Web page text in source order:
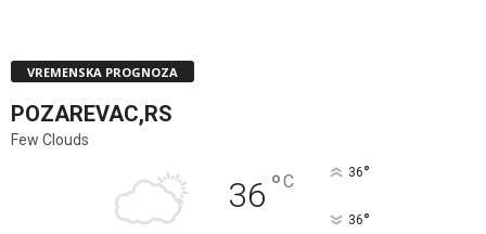
VREMENSKA PROGNOZA
POZAREVAC,RS
Few Clouds
36 °C 36°
36°